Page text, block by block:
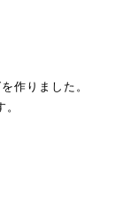
作りました。